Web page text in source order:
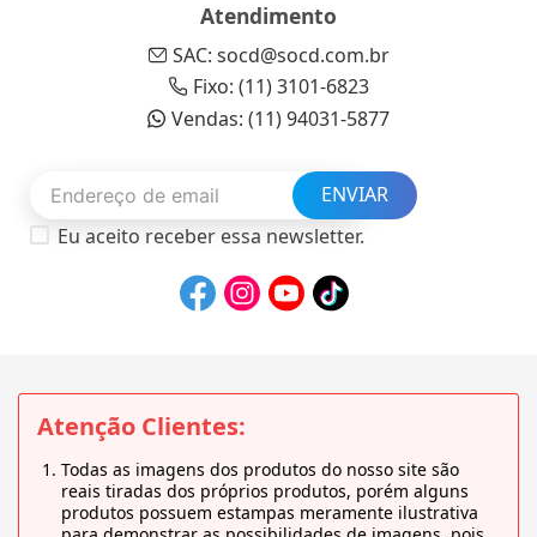
Atendimento
SAC: socd@socd.com.br
Fixo: (11) 3101-6823
Vendas: (11) 94031-5877
ENVIAR
Eu aceito receber essa newsletter.
Atenção Clientes:
Todas as imagens dos produtos do nosso site são
reais tiradas dos próprios produtos, porém alguns
produtos possuem estampas meramente ilustrativa